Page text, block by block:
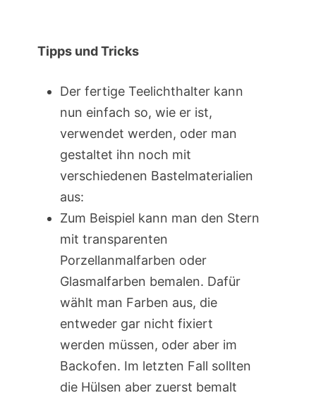
Tipps und Tricks
Der fertige Teelichthalter kann
nun einfach so, wie er ist,
verwendet werden, oder man
gestaltet ihn noch mit
verschiedenen Bastelmaterialien
aus:
Zum Beispiel kann man den Stern
mit transparenten
Porzellanmalfarben oder
Glasmalfarben bemalen. Dafür
wählt man Farben aus, die
entweder gar nicht fixiert
werden müssen, oder aber im
Backofen. Im letzten Fall sollten
die Hülsen aber zuerst bemalt